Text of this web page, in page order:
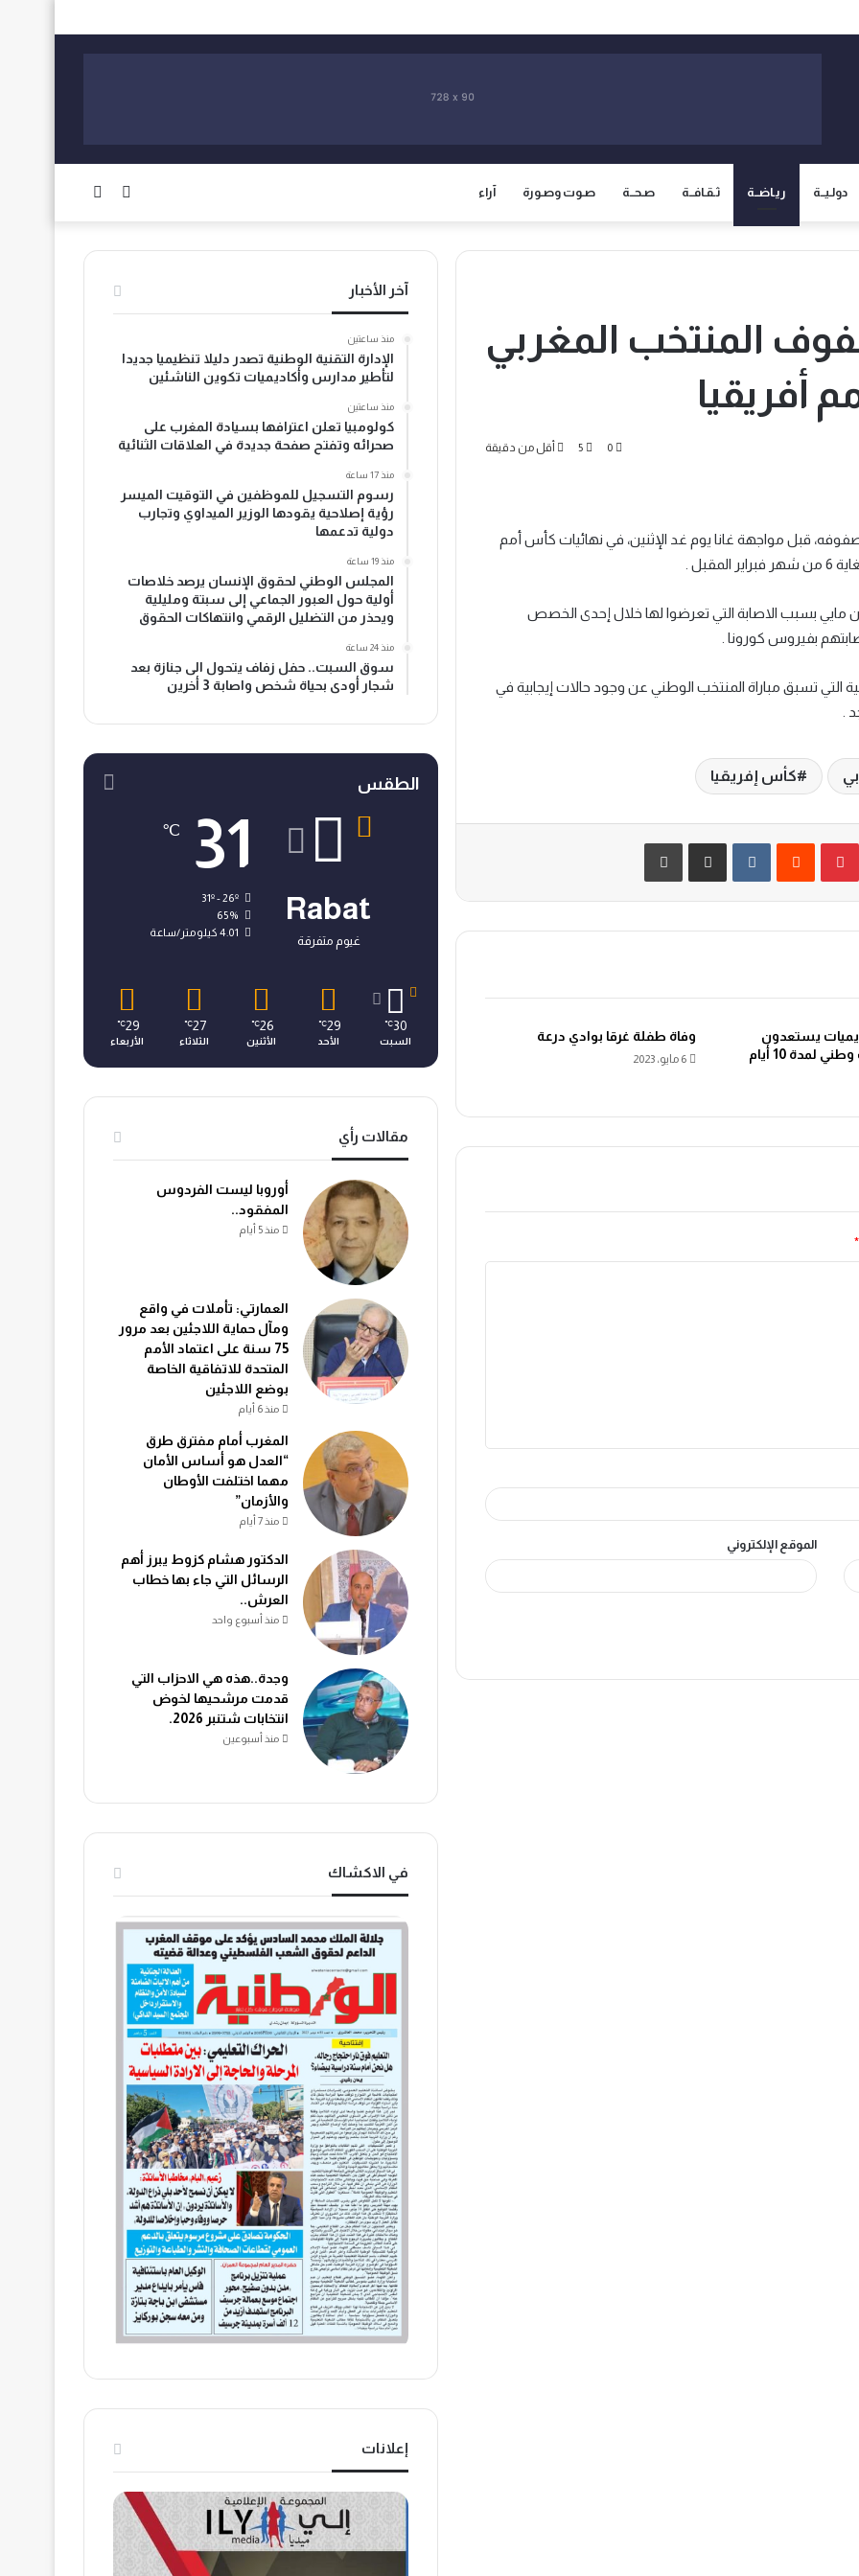
دولـيــة ريـاضــة ثـقـافــة صـحــة صـوت وصـورة آراء
عن
الوضع
المظلم
المنتخب المغربي
أفريقيا
0
5 أقل من دقيقة
المغربي من غياب 4 لاعبين عن صفوفه، قبل مواجهة غانا يوم غد الإثنين، في نهائيات كأس أمم
.
بسبب الاصابة التي تعرضوا لها خلال إحدى الخصص
بفيروس كورونا .
التي تسبق مباراة المنتخب الوطني عن وجود حالات إيجابية في
.
كأس إفريقيا
بينتيريست ‏VKontakte
يستعدون
لمدة 10 أيام
وفاة طفلة غرقا بوادي درعة
6 مايو، 2023
*
الموقع الإلكتروني
آخر الأخبار
منذ ساعتين
الإدارة التقنية الوطنية تصدر دليلا تنظيميا جديدا
لتأطير مدارس وأكاديميات تكوين الناشئين
منذ ساعتين
كولومبيا تعلن اعترافها بسيادة المغرب على
صحرائه وتفتح صفحة جديدة في العلاقات الثنائية
منذ 17 ساعة
رسوم التسجيل للموظفين في التوقيت الميسر
رؤية إصلاحية يقودها الوزير الميداوي وتجارب
دولية تدعمها
منذ 19 ساعة
المجلس الوطني لحقوق الإنسان يرصد خلاصات
أولية حول العبور الجماعي إلى سبتة ومليلية
ويحذر من التضليل الرقمي وانتهاكات الحقوق
منذ 24 ساعة
سوق السبت.. حفل زفاف يتحول الى جنازة بعد
شجار أودى بحياة شخص واصابة 3 أخرين
الطقس
Rabat
غيوم متفرقة
31
℃
65%
4.01 كيلومتر/ساعة
30
℃
السبت
29
℃
الأحد
26
℃
الأثنين
27
℃
الثلاثاء
29
℃
الأربعاء
مقالات رأي
أوروبا ليست الفردوس
المفقود..
منذ 5 أيام
العمارتي: تأملات في واقع
ومآل حماية اللاجئين بعد مرور
75 سنة على اعتماد الأمم
المتحدة للاتفاقية الخاصة
بوضع اللاجئين
منذ 6 أيام
المغرب أمام مفترق طرق
“العدل هو أساس الأمان
مهما اختلفت الأوطان
والأزمان”
منذ 7 أيام
الدكتور هشام كزوط يبرز أهم
الرسائل التي جاء بها خطاب
العرش..
منذ أسبوع واحد
وجدة..هذه هي الاحزاب التي
قدمت مرشحيها لخوض
انتخابات شتنبر 2026.
منذ أسبوعين
في الاكشاك
إعلانات